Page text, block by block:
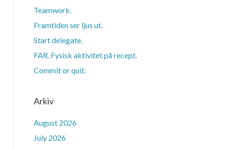
Teamwork.
Framtiden ser ljus ut.
Start delegate.
FAR. Fysisk aktivitet på recept.
Commit or quit.
Arkiv
August 2026
July 2026